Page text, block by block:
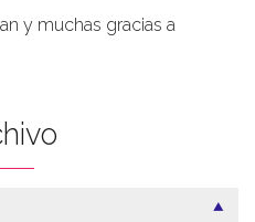
y muchas gracias a